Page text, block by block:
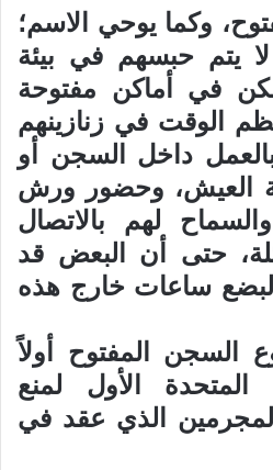
وكما يوحي الاسم؛
يتم حبسهم في بيئة
في أماكن مفتوحة
الوقت في زنازينهم
داخل السجن أو
العيش، وحضور ورش
لهم بالاتصال
حتى أن البعض قد
ساعات خارج هذه
المفتوح أولاً
الأول لمنع
الذي عقد في